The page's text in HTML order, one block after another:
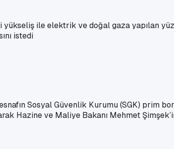
ile elektrik ve doğal gaza yapılan
istedi
Sosyal Güvenlik Kurumu (SGK) prim
Hazine ve Maliye Bakanı Mehmet